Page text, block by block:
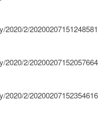
2/20200207151248581
2020/2/20200207152057664
2020/2/20200207152354616